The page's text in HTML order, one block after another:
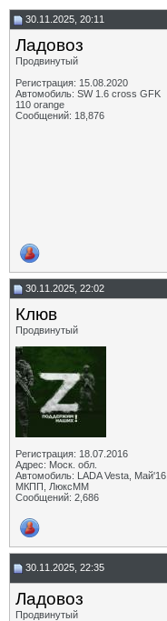
30.11.2025, 20:11
Ладовоз
Продвинутый
Регистрация: 15.08.2020
Автомобиль: SW 1.6 cross GFK
110 orange
Сообщений: 18,876
30.11.2025, 22:02
Клюв
Продвинутый
Регистрация: 18.07.2016
Адрес: Моск. обл.
Автомобиль: LADA Vesta, Май'16,
МКПП, ЛюксММ
Сообщений: 2,686
30.11.2025, 22:35
Ладовоз
Продвинутый